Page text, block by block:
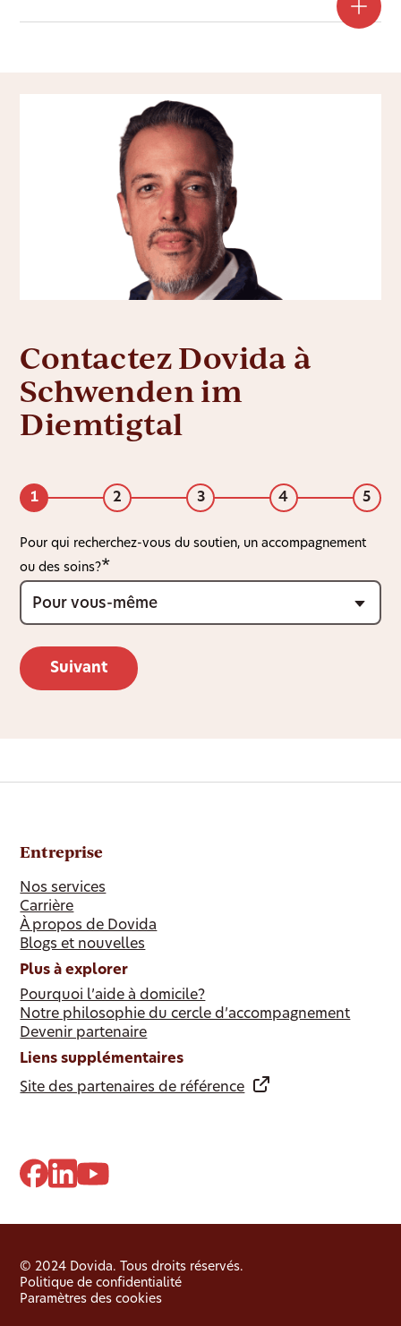
Contactez Dovida à
Schwenden im
Diemtigtal
1 2 3 4 5
Pour qui recherchez-vous du soutien, un accompagnement
ou des soins?
Entreprise
Nos services
Carrière
À propos de Dovida
Blogs et nouvelles
Plus à explorer
Pourquoi l’aide à domicile?
Notre philosophie du cercle d’accompagnement
Devenir partenaire
Liens supplémentaires
Site des partenaires de référence
© 2024 Dovida. Tous droits réservés.
Politique de confidentialité
Paramètres des cookies